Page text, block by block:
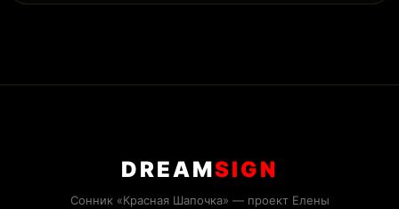
DREAMSIGN
Сонник «Красная Шапочка» — проект Елены